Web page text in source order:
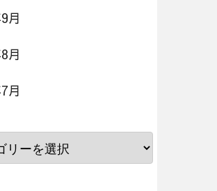
月
月
月